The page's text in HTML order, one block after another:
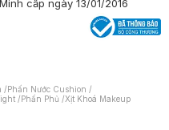
cấp ngày 13/01/2016
/Phấn Nước Cushion /
/Phấn Phủ /Xịt Khoá Makeup